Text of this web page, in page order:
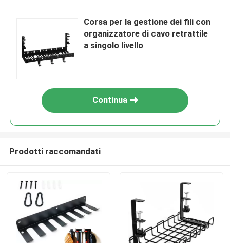
Casa
Corsa per la gestione dei fili con
organizzatore di cavo retrattile
a singolo livello
Continua
Prodotti raccomandati